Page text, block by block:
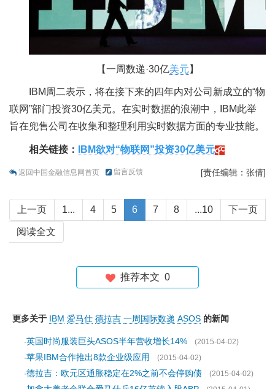
【一周数递·30亿美元 】
IBM周二表示，将在接下来的四年内对公司新成立的“物
联网”部门投资30亿美元。在实时数据的浪潮中，IBM此举
旨在兜售公司在收集和整理利用实时数据方面的专业技能。
相关链接： IBM欲对“物联网”投资30亿美元
返回中国金融信息网首页 留言反馈 [责任编辑：张倩]
上一页 1... 4 5 6 7 8 ...10 下一页
阅读全文
推荐本文 0
更多关于 IBM 爱马仕 德拉吉 一周国际数递 ASOS 的新闻
·英国时尚服装巨头ASOS半年营收增长14%
(2015-04-02)
·苹果IBM合作推出8款企业级应用
(2015-04-02)
·德拉吉：欧元区通胀稳定在2%之前不会停购债
(2015-04-02)